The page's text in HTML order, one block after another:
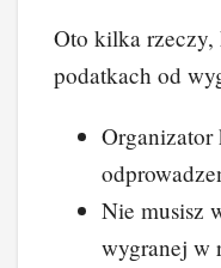
Oto kilka
podatkach od
Organizator
Nie musisz
wygranej w